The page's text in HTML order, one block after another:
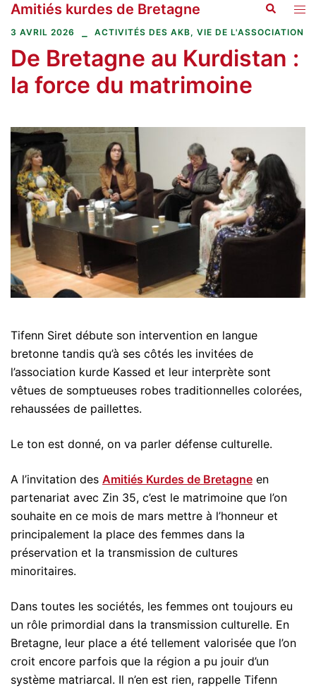
Aller
au
Amitiés kurdes de Bretagne
le
3 AVRIL 2026 ACTIVITÉS DES AKB, VIE DE L'ASSOCIATION
De Bretagne au Kurdistan :
la force du matrimoine
Tifenn Siret débute son intervention en langue
bretonne tandis qu’à ses côtés les invitées de
l’association kurde Kassed et leur interprète sont
vêtues de somptueuses robes traditionnelles colorées,
rehaussées de paillettes.
Le ton est donné, on va parler défense culturelle.
A l’invitation des Amitiés Kurdes de Bretagne en
partenariat avec Zin 35, c’est le matrimoine que l’on
souhaite en ce mois de mars mettre à l’honneur et
principalement la place des femmes dans la
préservation et la transmission de cultures
minoritaires.
Dans toutes les sociétés, les femmes ont toujours eu
un rôle primordial dans la transmission culturelle. En
Bretagne, leur place a été tellement valorisée que l’on
croit encore parfois que la région a pu jouir d’un
système matriarcal. Il n’en est rien, rappelle Tifenn